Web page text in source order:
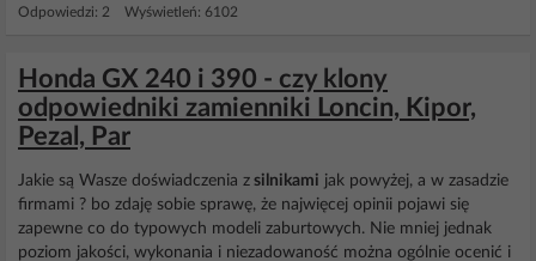
Odpowiedzi: 2 Wyświetleń: 6102
Honda GX 240 i 390 - czy klony
odpowiedniki zamienniki Loncin, Kipor,
Pezal, Par
Jakie są Wasze doświadczenia z silnikami jak powyżej, a w zasadzie
firmami ? bo zdaję sobie sprawę, że najwięcej opinii pojawi się
zapewne co do typowych modeli zaburtowych. Nie mniej jednak
poziom jakości, wykonania i niezadowaność można ogólnie ocenić i